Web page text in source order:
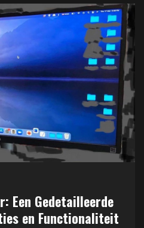
Een Gedetailleerde
en Functionaliteit